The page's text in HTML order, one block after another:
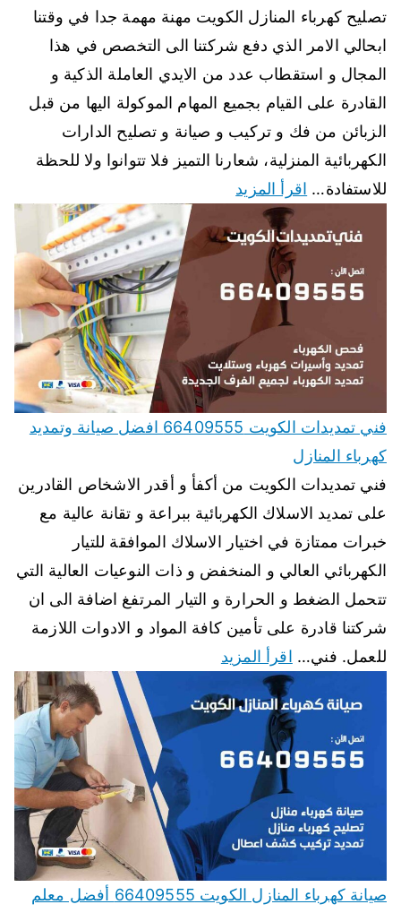
تصليح كهرباء المنازل الكويت مهنة مهمة جدا في وقتنا
ابحالي الامر الذي دفع شركتنا الى التخصص في هذا
المجال و استقطاب عدد من الايدي العاملة الذكية و
القادرة على القيام بجميع المهام الموكولة اليها من قبل
الزبائن من فك و تركيب و صيانة و تصليح الدارات
الكهربائية المنزلية، شعارنا التميز فلا تتوانوا ولا للحظة
للاستفادة… اقرأ المزيد
فني تمديدات الكويت 66409555 افضل صيانة وتمديد
كهرباء المنازل
فني تمديدات الكويت من أكفأ و أقدر الاشخاص القادرين
على تمديد الاسلاك الكهربائية ببراعة و تقانة عالية مع
خبرات ممتازة في اختيار الاسلاك الموافقة للتيار
الكهربائي العالي و المنخفض و ذات النوعيات العالية التي
تتحمل الضغط و الحرارة و التيار المرتفغ اضافة الى ان
شركتنا قادرة على تأمين كافة المواد و الادوات اللازمة
للعمل. فني… اقرأ المزيد
صيانة كهرباء المنازل الكويت 66409555 أفضل معلم